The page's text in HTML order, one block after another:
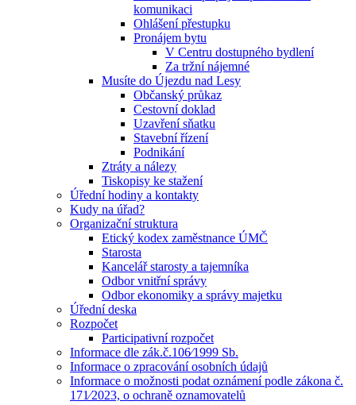
komunikaci
Ohlášení přestupku
Pronájem bytu
V Centru dostupného bydlení
Za tržní nájemné
Musíte do Újezdu nad Lesy
Občanský průkaz
Cestovní doklad
Uzavření sňatku
Stavební řízení
Podnikání
Ztráty a nálezy
Tiskopisy ke stažení
Úřední hodiny a kontakty
Kudy na úřad?
Organizační struktura
Etický kodex zaměstnance ÚMČ
Starosta
Kancelář starosty a tajemníka
Odbor vnitřní správy
Odbor ekonomiky a správy majetku
Úřední deska
Rozpočet
Participativní rozpočet
Informace dle zák.č.106⁄1999 Sb.
Informace o zpracování osobních údajů
Informace o možnosti podat oznámení podle zákona č.
171⁄2023, o ochraně oznamovatelů